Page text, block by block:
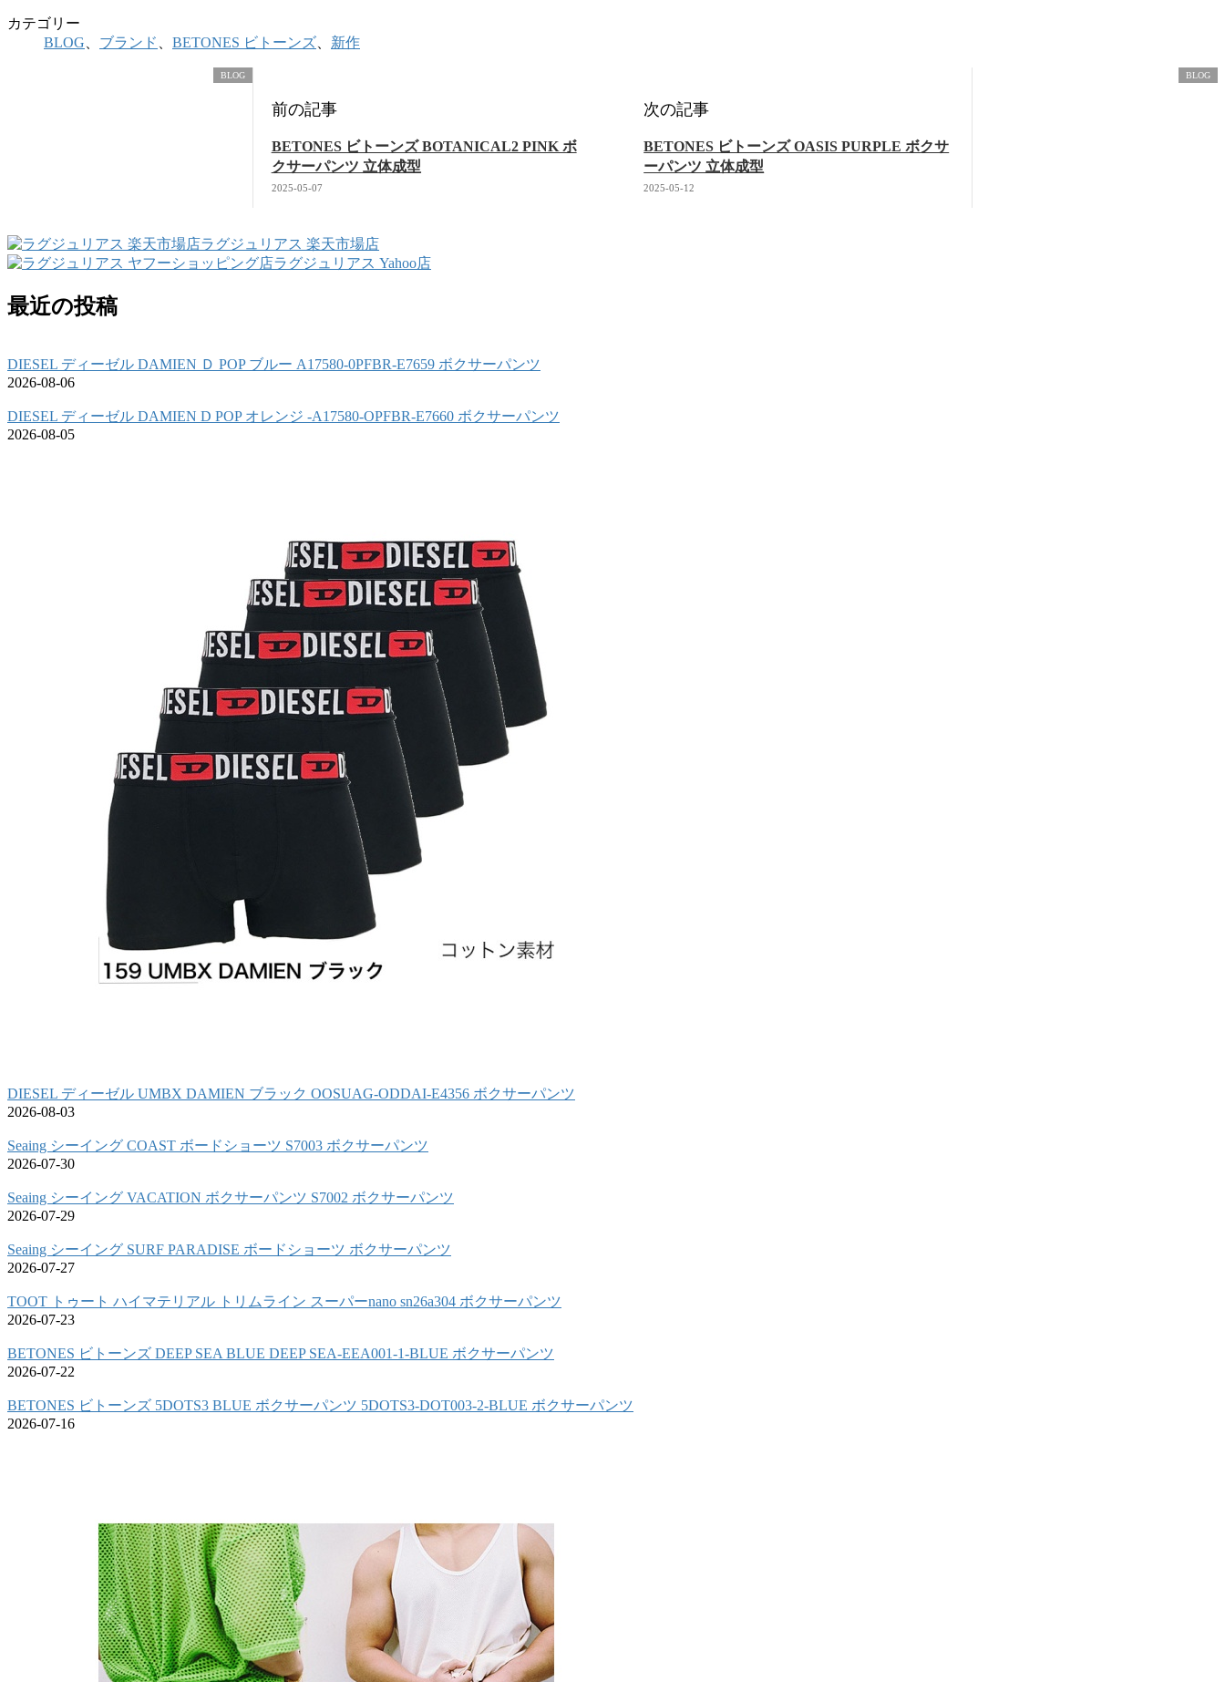
カテゴリー
BLOG
ブランド BETONES ビトーンズ 新作
BLOG
前の記事
BETONES ビトーンズ BOTANICAL2 PINK ボ
クサーパンツ 立体成型
2025-05-07
BLOG
次の記事
BETONES ビトーンズ OASIS PURPLE ボクサ
ーパンツ 立体成型
2025-05-12
ラグジュリアス 楽天市場店
ラグジュリアス Yahoo店
最近の投稿
DIESEL ディーゼル DAMIEN Ｄ POP ブルー A17580-0PFBR-E7659 ボクサーパンツ
2026-08-06
DIESEL ディーゼル DAMIEN D POP オレンジ -A17580-OPFBR-E7660 ボクサーパンツ
2026-08-05
DIESEL ディーゼル UMBX DAMIEN ブラック OOSUAG-ODDAI-E4356 ボクサーパンツ
2026-08-03
Seaing シーイング COAST ボードショーツ S7003 ボクサーパンツ
2026-07-30
Seaing シーイング VACATION ボクサーパンツ S7002 ボクサーパンツ
2026-07-29
Seaing シーイング SURF PARADISE ボードショーツ ボクサーパンツ
2026-07-27
TOOT トゥート ハイマテリアル トリムライン スーパーnano sn26a304 ボクサーパンツ
2026-07-23
BETONES ビトーンズ DEEP SEA BLUE DEEP SEA-EEA001-1-BLUE ボクサーパンツ
2026-07-22
BETONES ビトーンズ 5DOTS3 BLUE ボクサーパンツ 5DOTS3-DOT003-2-BLUE ボクサーパンツ
2026-07-16